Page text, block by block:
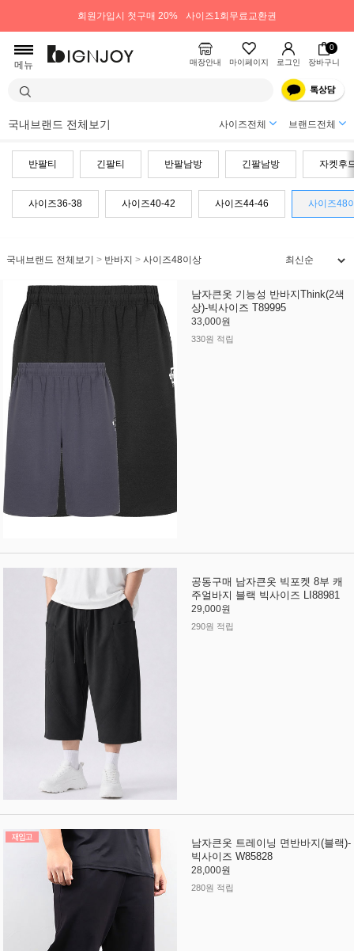
회원가입시 첫구매 20% 사이즈1회무료교환권
메뉴 매장안내 마이페이지 로그인
0
장바구니
국내브랜드 전체보기 사이즈전체 브랜드전체
반팔티 긴팔티 반팔남방 긴팔남방 자켓후
사이즈36-38 사이즈40-42 사이즈44-46 사이즈48
국내브랜드 전체보기 > 반바지 > 사이즈48이상
남자큰옷 기능성 반바지Think(2색
상)-빅사이즈 T89995
33,000원
330원 적립
공동구매 남자큰옷 빅포켓 8부 캐
주얼바지 블랙 빅사이즈 LI88981
29,000원
290원 적립
남자큰옷 트레이닝 면반바지(블랙)-
빅사이즈 W85828
28,000원
280원 적립